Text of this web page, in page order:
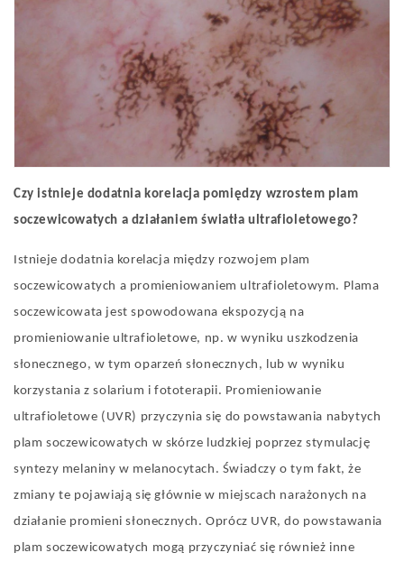
Czy istnieje dodatnia korelacja pomiędzy wzrostem plam
soczewicowatych a działaniem światła ultrafioletowego?
Istniejedodatnia korelacja między rozwojem plam
soczewicowatych a promieniowaniem ultrafioletowym. Plama
soczewicowata jest spowodowana ekspozycją na
promieniowanie ultrafioletowe, np. w wyniku uszkodzenia
słonecznego, w tym oparzeń słonecznych, lub w wyniku
korzystania z solarium i fototerapii. Promieniowanie
ultrafioletowe (UVR) przyczynia się do powstawania nabytych
plam soczewicowatych w skórze ludzkiej poprzez stymulację
syntezy melaniny w melanocytach. Świadczy o tym fakt, że
zmiany te pojawiają się głównie w miejscach narażonych na
działanie promieni słonecznych. Oprócz UVR, do powstawania
plam soczewicowatych mogą przyczyniać się również inne